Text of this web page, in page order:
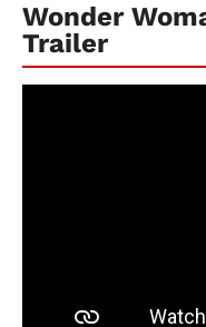
Wonder
Trailer